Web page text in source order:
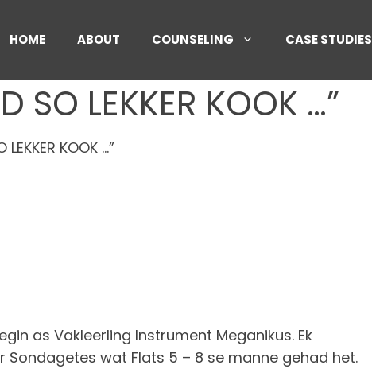
HOME ABOUT COUNSELING CASE STUDIES
SO LEKKER KOOK …”
KOOK …”
as Vakleerling Instrument Meganikus. Ek
Sondagetes wat Flats 5 – 8 se manne gehad het.